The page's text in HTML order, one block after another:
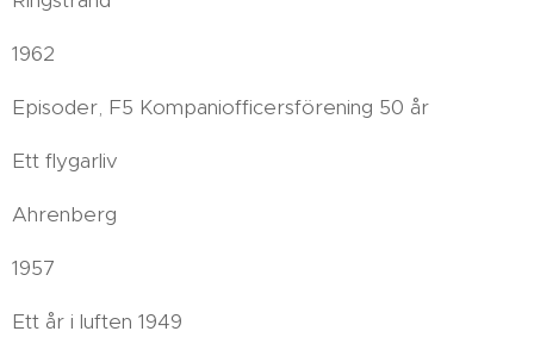
1962
Episoder, F5 Kompaniofficersförening 50 år
Ett flygarliv
Ahrenberg
1957
Ett år i luften 1949